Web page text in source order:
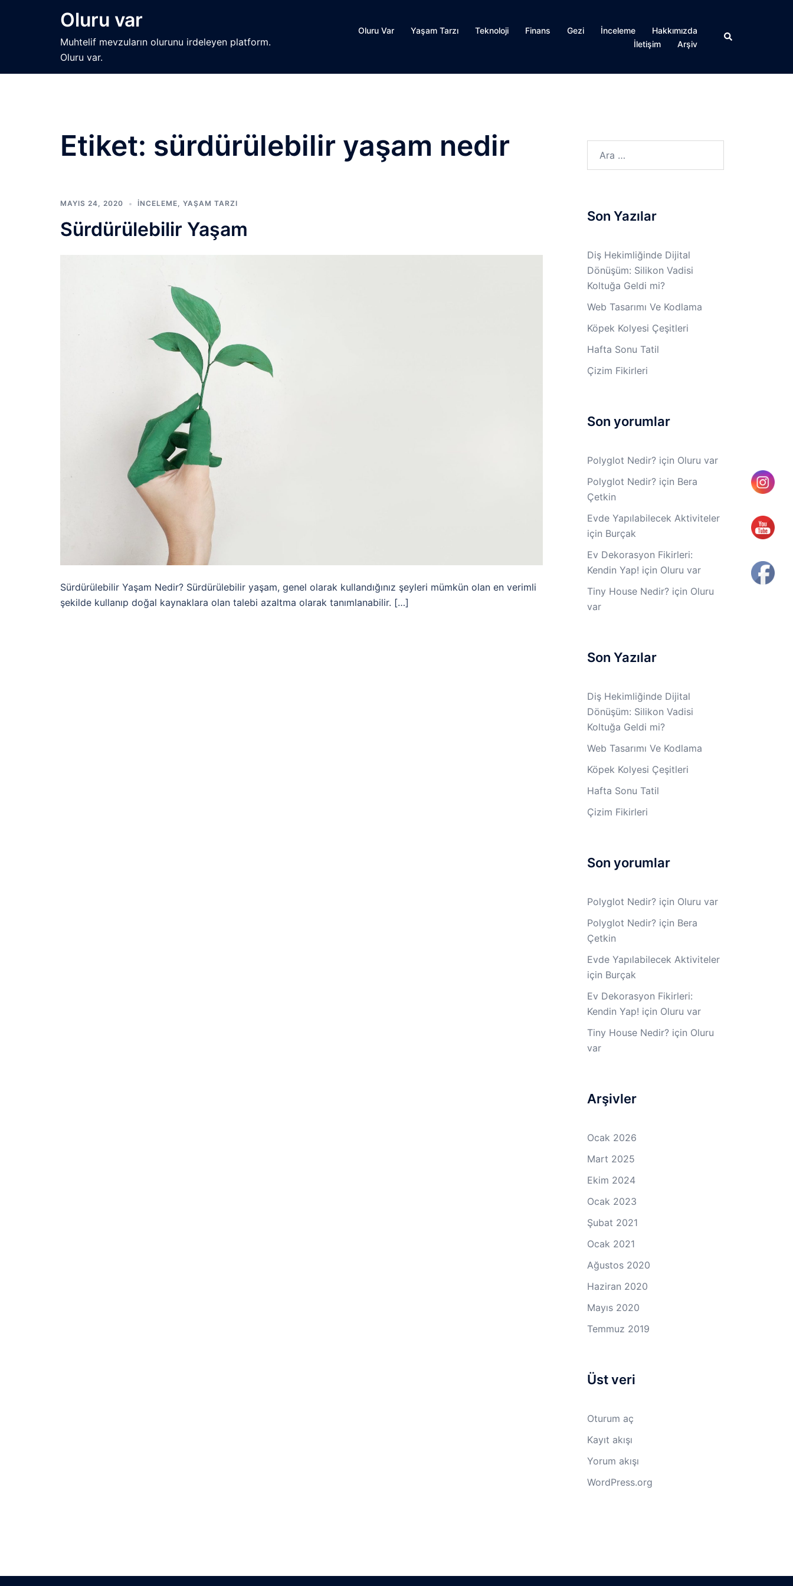
Oluru var
Muhtelif mevzuların olurunu irdeleyen platform.
Oluru var.
Oluru Var Yaşam Tarzı Teknoloji Finans Gezi İnceleme
Hakkımızda
İletişim
Arşiv
Search
Etiket: sürdürülebilir yaşam nedir
MAYIS 24, 2020 İNCELEME, YAŞAM TARZI
Sürdürülebilir Yaşam
Sürdürülebilir Yaşam Nedir? Sürdürülebilir yaşam, genel olarak kullandığınız şeyleri mümkün olan en verimli
şekilde kullanıp doğal kaynaklara olan talebi azaltma olarak tanımlanabilir. […]
Son Yazılar
Diş Hekimliğinde Dijital
Dönüşüm: Silikon Vadisi
Koltuğa Geldi mi?
Web Tasarımı Ve Kodlama
Köpek Kolyesi Çeşitleri
Hafta Sonu Tatil
Çizim Fikirleri
Son yorumlar
Polyglot Nedir?için Oluru var
Polyglot Nedir?için Bera
Çetkin
Evde Yapılabilecek Aktiviteler
için Burçak
Ev Dekorasyon Fikirleri:
Kendin Yap! için Oluru var
Tiny House Nedir?için Oluru
var
Son Yazılar
Diş Hekimliğinde Dijital
Dönüşüm: Silikon Vadisi
Koltuğa Geldi mi?
Web Tasarımı Ve Kodlama
Köpek Kolyesi Çeşitleri
Hafta Sonu Tatil
Çizim Fikirleri
Son yorumlar
Polyglot Nedir?için Oluru var
Polyglot Nedir?için Bera
Çetkin
Evde Yapılabilecek Aktiviteler
için Burçak
Ev Dekorasyon Fikirleri:
Kendin Yap! için Oluru var
Tiny House Nedir?için Oluru
var
Arşivler
Ocak 2026
Mart 2025
Ekim 2024
Ocak 2023
Şubat 2021
Ocak 2021
Ağustos 2020
Haziran 2020
Mayıs 2020
Temmuz 2019
Üst veri
Oturum aç
Kayıt akışı
Yorum akışı
WordPress.org